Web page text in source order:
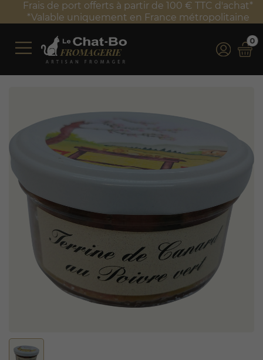
Frais de port offerts à partir de 100 € TTC d'achat*
*Valable uniquement en France métropolitaine
0